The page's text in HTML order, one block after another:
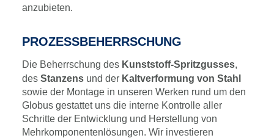
anzubieten.
PROZESSBEHERRSCHUNG
Die Beherrschung des Kunststoff-Spritzgusses,
des Stanzens und der Kaltverformung von Stahl
sowie der Montage in unseren Werken rund um den
Globus gestattet uns die interne Kontrolle aller
Schritte der Entwicklung und Herstellung von
Mehrkomponentenlösungen. Wir investieren